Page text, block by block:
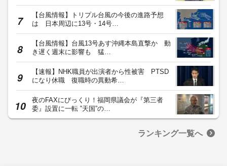
【台風情報】トリプル台風の今後の進路予想
は 日本周辺に13号・14号…
【台風情報】台風13号あす沖縄本島直撃か 動
き遅く週末に影響も 猛…
【速報】NHK職員が出演者から性被害 PTSD
になり休職 復職時の異動希…
夜のFAXにびっくり！福岡県議会が『第三者
委』設置に一転 ‟天国”の…
ランキング一覧へ